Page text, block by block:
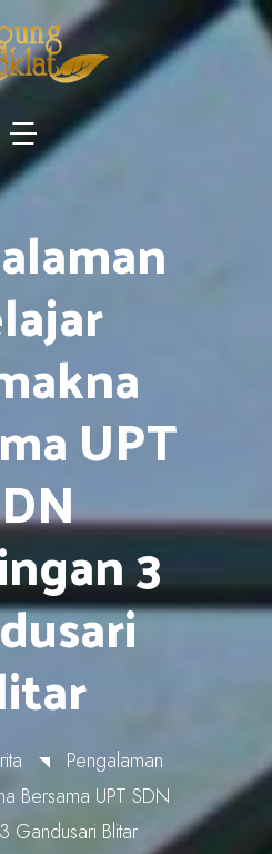
UPT
3
Pengalaman
Bersama UPT SDN
Gandusari Blitar